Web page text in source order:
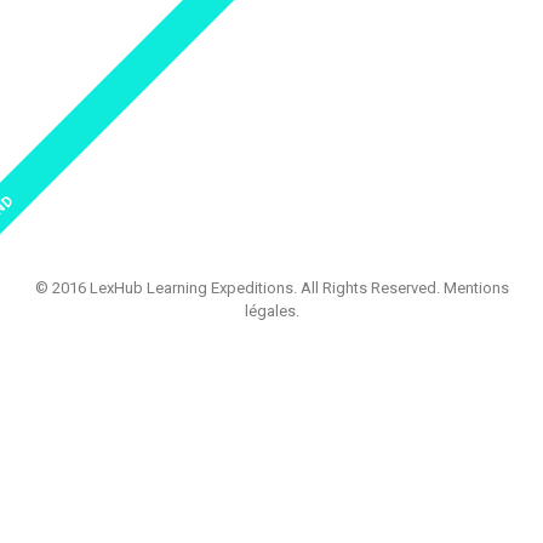
© 2016 LexHub Learning Expeditions. All Rights Reserved. Mentions
légales.